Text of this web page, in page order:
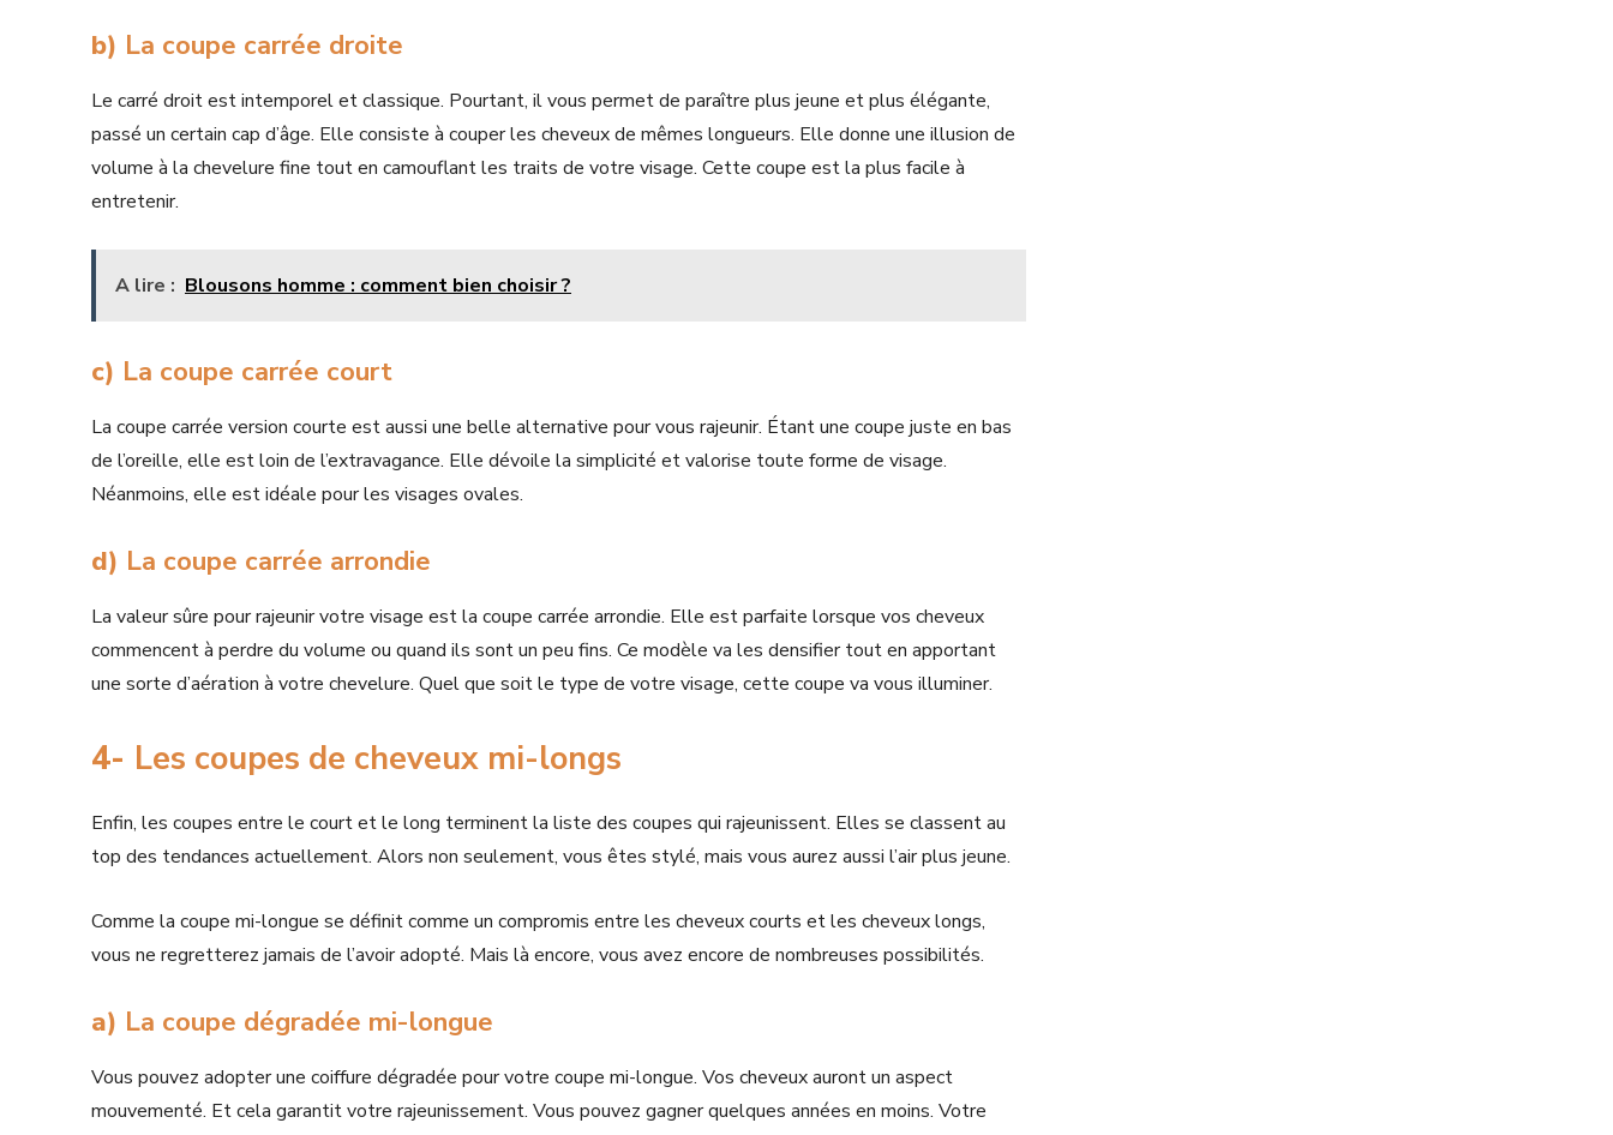
b) La coupe carrée droite
Le carré droit est intemporel et classique. Pourtant, il vous permet de paraître plus jeune et plus élégante,
passé un certain cap d’âge. Elle consiste à couper les cheveux de mêmes longueurs. Elle donne une illusion de
volume à la chevelure fine tout en camouflant les traits de votre visage. Cette coupe est la plus facile à
entretenir.
A lire : Blousons homme : comment bien choisir ?
c) La coupe carrée court
La coupe carrée version courte est aussi une belle alternative pour vous rajeunir. Étant une coupe juste en bas
de l’oreille, elle est loin de l’extravagance. Elle dévoile la simplicité et valorise toute forme de visage.
Néanmoins, elle est idéale pour les visages ovales.
d) La coupe carrée arrondie
La valeur sûre pour rajeunir votre visage est la coupe carrée arrondie. Elle est parfaite lorsque vos cheveux
commencent à perdre du volume ou quand ils sont un peu fins. Ce modèle va les densifier tout en apportant
une sorte d’aération à votre chevelure. Quel que soit le type de votre visage, cette coupe va vous illuminer.
4- Les coupes de cheveux mi-longs
Enfin, les coupes entre le court et le long terminent la liste des coupes qui rajeunissent. Elles se classent au
top des tendances actuellement. Alors non seulement, vous êtes stylé, mais vous aurez aussi l’air plus jeune.
Comme la coupe mi-longue se définit comme un compromis entre les cheveux courts et les cheveux longs,
vous ne regretterez jamais de l’avoir adopté. Mais là encore, vous avez encore de nombreuses possibilités.
a) La coupe dégradée mi-longue
Vous pouvez adopter une coiffure dégradée pour votre coupe mi-longue. Vos cheveux auront un aspect
mouvementé. Et cela garantit votre rajeunissement. Vous pouvez gagner quelques années en moins. Votre